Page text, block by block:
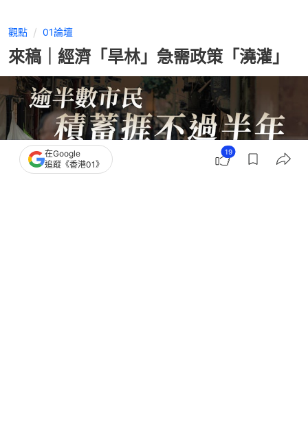
觀點 01論壇
來稿｜經濟「旱林」急需政策「澆灌」
在Google
追蹤《香港01》
19